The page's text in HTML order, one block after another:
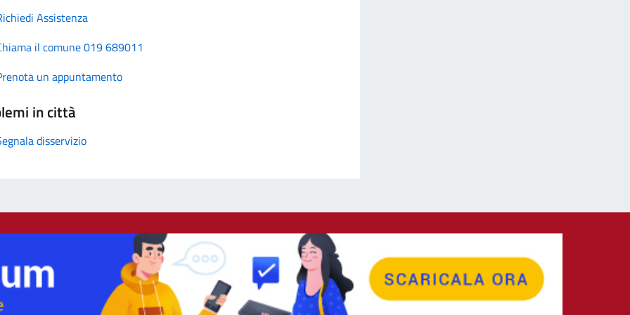
Assistenza
il comune 019 689011
un appuntamento
in città
disservizio